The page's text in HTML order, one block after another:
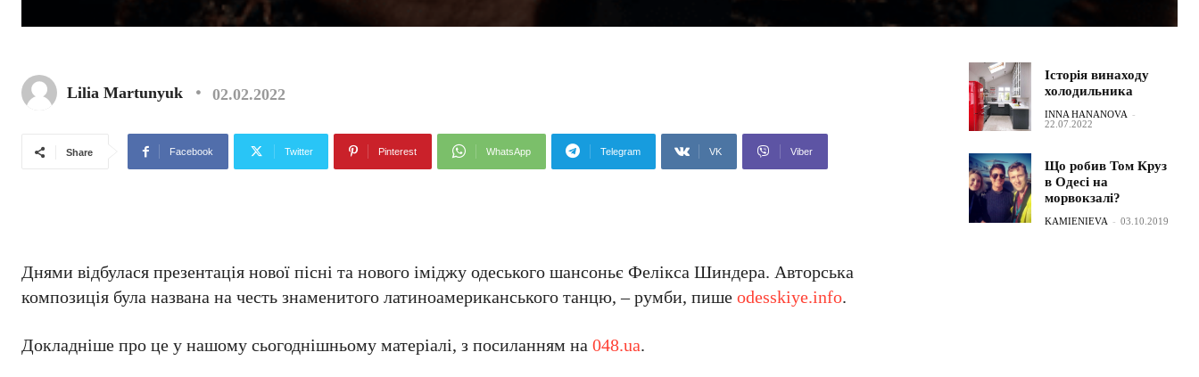
Lilia Martunyuk 02.02.2022
Share Facebook Twitter Pinterest WhatsApp Telegram VK Viber
Днями відбулася презентація нової пісні та нового іміджу одеського шансоньє Фелікса Шиндера. Авторська
композиція була названа на честь знаменитого латиноамериканського танцю, – румби, пише odesskiye.info.
Докладніше про це у нашому сьогоднішньому матеріалі, з посиланням на 048.ua.
Історія винаходу
холодильника
INNA HANANOVA -
22.07.2022
Що робив Том Круз
в Одесі на
морвокзалі?
KAMIENIEVA - 03.10.2019